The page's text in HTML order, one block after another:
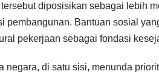
diposisikan sebagai lebih
pembangunan. Bantuan sosial
pekerjaan sebagai fondasi
negara, di satu sisi, menunda